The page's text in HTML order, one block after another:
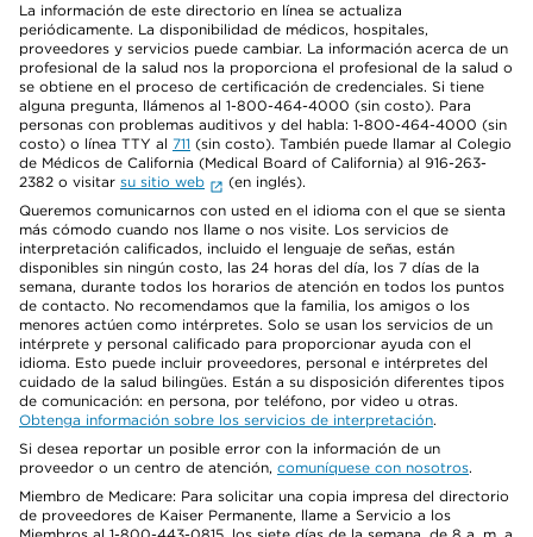
La información de este directorio en línea se actualiza
periódicamente. La disponibilidad de médicos, hospitales,
proveedores y servicios puede cambiar. La información acerca de un
profesional de la salud nos la proporciona el profesional de la salud o
se obtiene en el proceso de certificación de credenciales. Si tiene
alguna pregunta, llámenos al 1-800-464-4000 (sin costo). Para
personas con problemas auditivos y del habla: 1-800-464-4000 (sin
costo) o línea TTY al 711 (sin costo). También puede llamar al Colegio
de Médicos de California (Medical Board of California) al 916-263-
2382 o visitar su sitio web
(en inglés).
Queremos comunicarnos con usted en el idioma con el que se sienta
más cómodo cuando nos llame o nos visite. Los servicios de
interpretación calificados, incluido el lenguaje de señas, están
disponibles sin ningún costo, las 24 horas del día, los 7 días de la
semana, durante todos los horarios de atención en todos los puntos
de contacto. No recomendamos que la familia, los amigos o los
menores actúen como intérpretes. Solo se usan los servicios de un
intérprete y personal calificado para proporcionar ayuda con el
idioma. Esto puede incluir proveedores, personal e intérpretes del
cuidado de la salud bilingües. Están a su disposición diferentes tipos
de comunicación: en persona, por teléfono, por video u otras.
Obtenga información sobre los servicios de interpretación.
Si desea reportar un posible error con la información de un
proveedor o un centro de atención, comuníquese con nosotros.
Miembro de Medicare: Para solicitar una copia impresa del directorio
de proveedores de Kaiser Permanente, llame a Servicio a los